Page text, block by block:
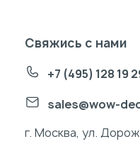
Свяжись с нами
+7 (495) 128 19
sales@wow-
г. Москва, ул.